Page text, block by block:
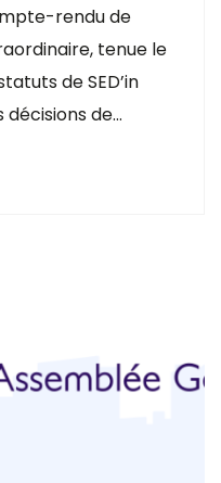
rendu de
tenue le
de SED’in
décisions de…